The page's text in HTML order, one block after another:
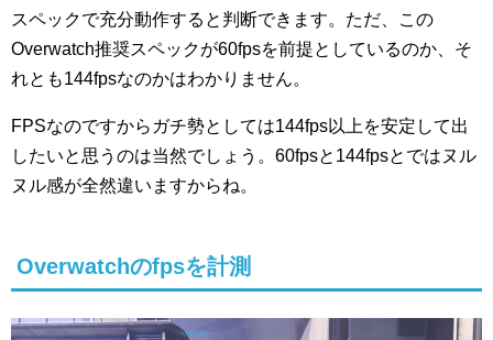
スペックで充分動作すると判断できます。ただ、この
Overwatch推奨スペックが60fpsを前提としているのか、そ
れとも144fpsなのかはわかりません。
FPSなのですからガチ勢としては144fps以上を安定して出
したいと思うのは当然でしょう。60fpsと144fpsとではヌル
ヌル感が全然違いますからね。
Overwatchのfpsを計測